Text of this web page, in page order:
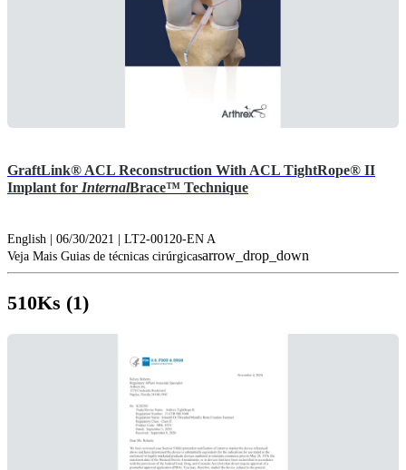
GraftLink® ACL Reconstruction With ACL TightRope® II
Implant for InternalBrace™ Technique
English | 06/30/2021 | LT2-00120-EN A
Veja Mais Guias de técnicas cirúrgicasarrow_drop_down
510Ks (1)